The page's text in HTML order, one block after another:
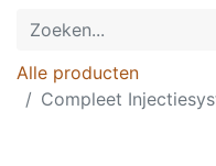
Alle producten
Compleet